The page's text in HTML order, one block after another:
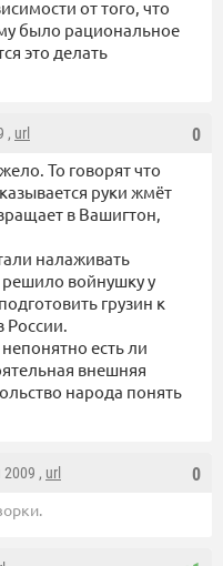
от того, что
было рациональное
это делать
0
, url
То говорят что
руки жмёт
в Вашигтон,
налаживать
войнушку у
грузин к
России.
есть ли
внешняя
народа понять
0
2009 , url